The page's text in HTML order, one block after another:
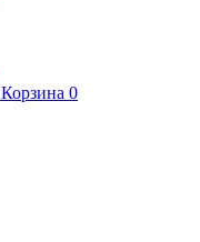
Корзина 0